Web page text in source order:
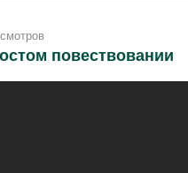
повествовании